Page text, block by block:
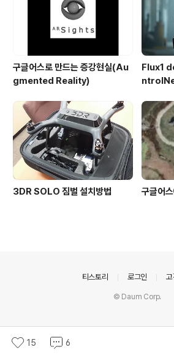
구글어스로 만드는 증강현실(Au
gmented Reality)
Flux1
3DR SOLO 짐벌 설치방법 구글어
15 6
티스토리 로그인 고
© Daum Corp.